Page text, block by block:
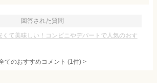
回答された質問
くて美味しい！コンビニやデパートで人気のおす
てのおすすめコメント (1件) >